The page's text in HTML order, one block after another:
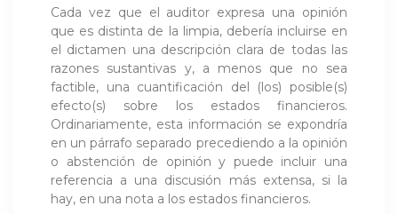
Cada vez que el auditor expresa una opinión
que es distinta de la limpia, debería incluirse en
el dictamen una descripción clara de todas las
razones sustantivas y, a menos que no sea
factible, una cuantificación del (los) posible(s)
efecto(s) sobre los estados financieros.
Ordinariamente, esta información se expondría
en un párrafo separado precediendo a la opinión
o abstención de opinión y puede incluir una
referencia a una discusión más extensa, si la
hay, en una nota a los estados financieros.